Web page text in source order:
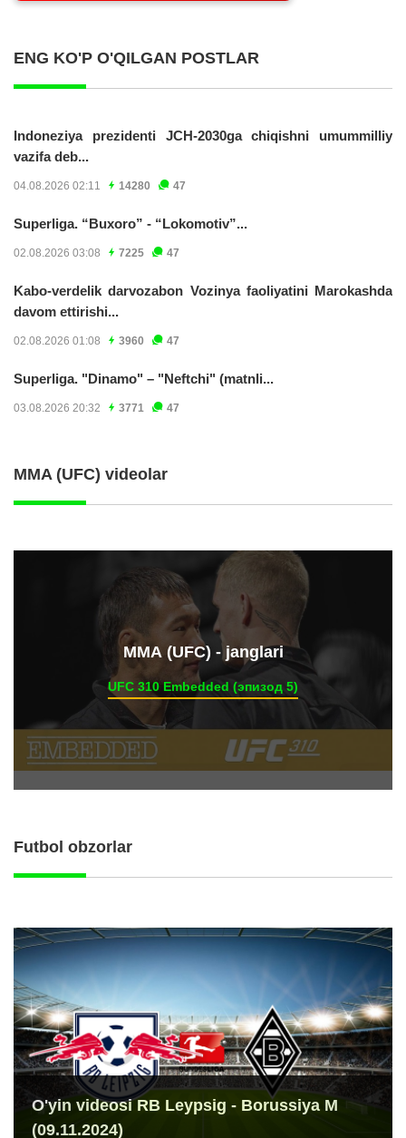
ENG KO'P O'QILGAN POSTLAR
Indoneziya prezidenti JCH-2030ga chiqishni umummilliy
vazifa deb...
04.08.2026 02:11 14280 47
Superliga. “Buxoro” - “Lokomotiv”...
02.08.2026 03:08 7225 47
Kabo-verdelik darvozabon Vozinya faoliyatini Marokashda
davom ettirishi...
02.08.2026 01:08 3960 47
Superliga. "Dinamo" – "Neftchi" (matnli...
03.08.2026 20:32 3771 47
MMA (UFC) videolar
ММА (UFC) - janglari
UFC 310 Embedded (эпизод 5)
Futbol obzorlar
O'yin videosi RB Leypsig - Borussiya M
(09.11.2024)